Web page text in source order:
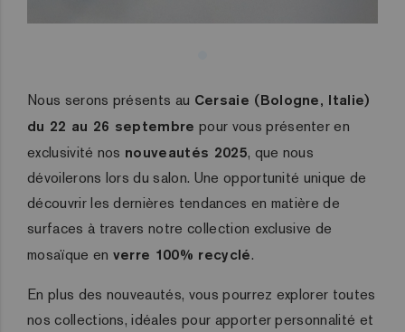
Nous serons présents au Cersaie (Bologne, Italie)
du 22 au 26 septembre pour vous présenter en
exclusivité nos nouveautés 2025, que nous
dévoilerons lors du salon. Une opportunité unique de
découvrir les dernières tendances en matière de
surfaces à travers notre collection exclusive de
mosaïque en verre 100% recyclé.
En plus des nouveautés, vous pourrez explorer toutes
nos collections, idéales pour apporter personnalité et